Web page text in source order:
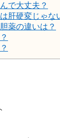
で大丈夫？
肝硬変じゃな
薬の違いは？